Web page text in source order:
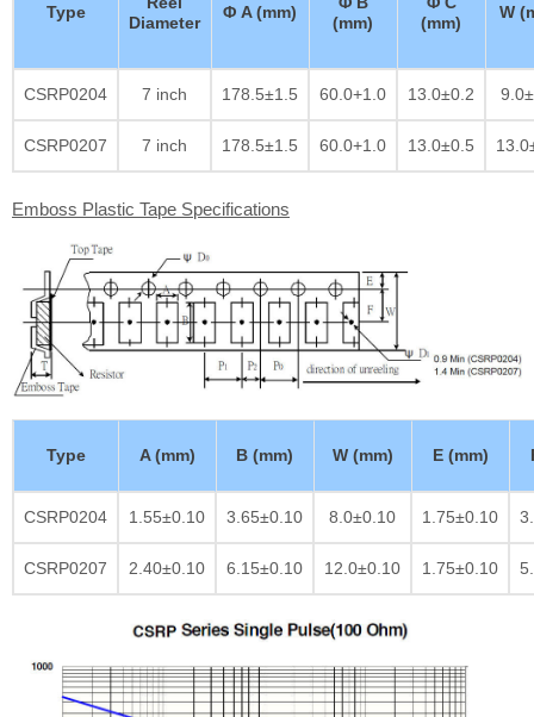
Type
Diameter
Φ A (mm)
(mm)
(mm)
W
CSRP0204 7 inch 178.5±1.5 60.0+1.0 13.0±0.2
CSRP0207 7 inch 178.5±1.5 60.0+1.0 13.0±0.5
Emboss Plastic Tape Specifications
Type A (mm) B (mm) W (mm) E (mm)
CSRP0204 1.55±0.10 3.65±0.10 8.0±0.10 1.75±0.10
CSRP0207 2.40±0.10 6.15±0.10 12.0±0.10 1.75±0.10